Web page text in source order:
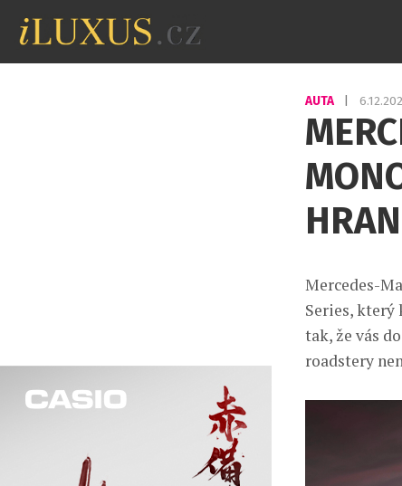
AUTA
Mercedes-
Series, který
tak, že vás
roadstery